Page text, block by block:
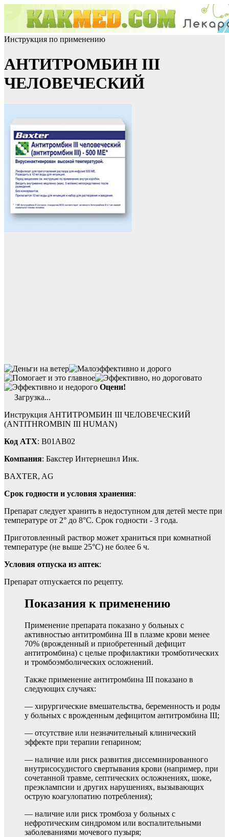
Инструкция по применению
АНТИТРОМБИН III
ЧЕЛОВЕЧЕСКИЙ
Оцени!
Загрузка...
Инструкция АНТИТРОМБИН III ЧЕЛОВЕЧЕСКИЙ
(ANTITHROMBIN III HUMAN)
Код ATX: B01AB02
Компания: Бакстер Интернешнл Инк.
BAXTER, AG
Срок годности и условия хранения:
Препарат следует хранить в недоступном для детей месте при
температуре oт 2° до 8°С. Срок годности - 3 года.
Приготовленный раствор может храниться при комнатной
температуре (не выше 25°С) не более 6 ч.
Условия отпуска из аптек:
Препарат отпускается по рецепту.
Показания к применению
Применение препарата показано у больных с
активностью антитромбина III в плазме крови менее
70% (врожденный и приобретенный дефицит
антитромбина) с целые профилактики тромботических
и тромбоэмболических осложнений.
Также применение антитромбина III показано в
следующих случаях:
— хирургические вмешательства, беременность и роды
у больных с врожденным дефицитом антитромбина III;
— отсутствие или незначительный клинический
эффекте при терапии гепарином;
— наличие или риск развития диссеминированного
внутрисосудистого свертывания крови (например, при
сочетанной травме, септических осложнениях, шоке,
преэклампсии и других нарушениях, вызывающих
острую коагулопатию потребления);
— наличие или риск тромбоза у больных с
нефротическим синдромом или воспалительными
заболеваниями мочевого пузыря;